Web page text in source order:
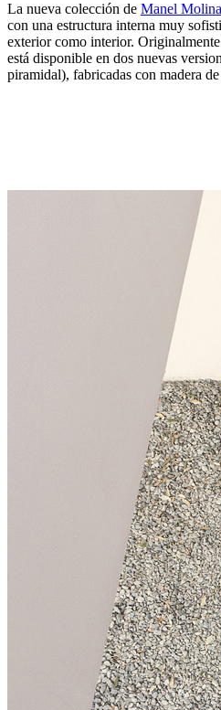
La nueva colección de Manel Molina
con una estructura interna muy
exterior como interior.
está disponible en dos nuevas
piramidal), fabricadas con madera